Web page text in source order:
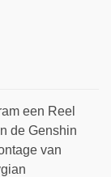
een Reel
de Genshin
van